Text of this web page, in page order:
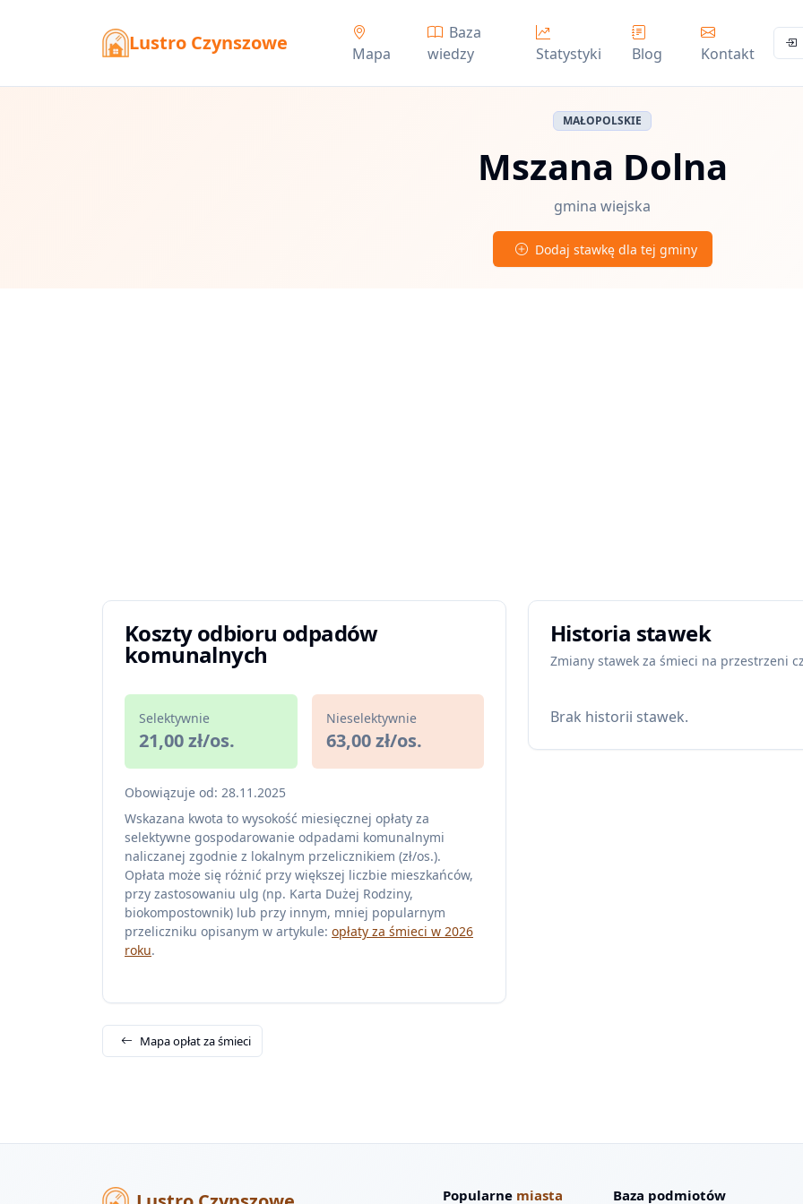
Lustro Czynszowe Mapa
Baza
wiedzy
Statystyki Blog Kontakt
MAŁOPOLSKIE
Mszana Dolna
gmina wiejska
Dodaj stawkę dla tej gminy
Koszty odbioru odpadów
komunalnych
Selektywnie
21,00 zł/os.
Nieselektywnie
63,00 zł/os.
Obowiązuje od: 28.11.2025
Wskazana kwota to wysokość miesięcznej opłaty za
selektywne gospodarowanie odpadami komunalnymi
naliczanej zgodnie z lokalnym przelicznikiem (zł/os.).
Opłata może się różnić przy większej liczbie mieszkańców,
przy zastosowaniu ulg (np. Karta Dużej Rodziny,
biokompostownik) lub przy innym, mniej popularnym
przeliczniku opisanym w artykule: opłaty za śmieci w 2026
roku.
Historia stawek
Zmiany stawek za śmieci na przestrzeni
Brak historii stawek.
Mapa opłat za śmieci
Popularne miasta Baza podmiotów